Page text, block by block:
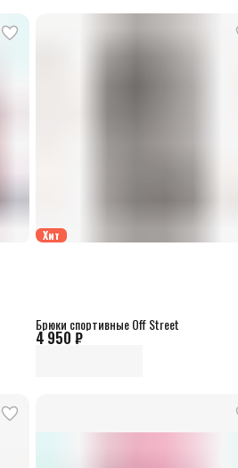
Хит
4 950 ₽
Брюки спортивные Off Street